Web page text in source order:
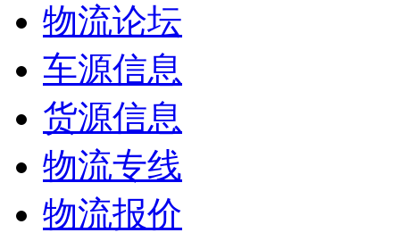
物流论坛
车源信息
货源信息
物流专线
物流报价